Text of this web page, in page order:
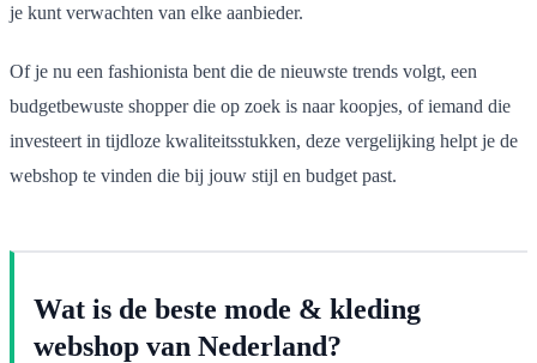
je kunt verwachten van elke aanbieder.
Of je nu een fashionista bent die de nieuwste trends volgt, een
budgetbewuste shopper die op zoek is naar koopjes, of iemand die
investeert in tijdloze kwaliteitsstukken, deze vergelijking helpt je de
webshop te vinden die bij jouw stijl en budget past.
Wat is de beste mode & kleding
webshop van Nederland?